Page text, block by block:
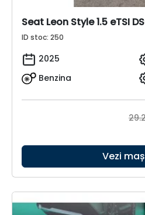
Seat Leon Style 1.5 eTSI
ID stoc: 250
2025
Benzina
Vezi